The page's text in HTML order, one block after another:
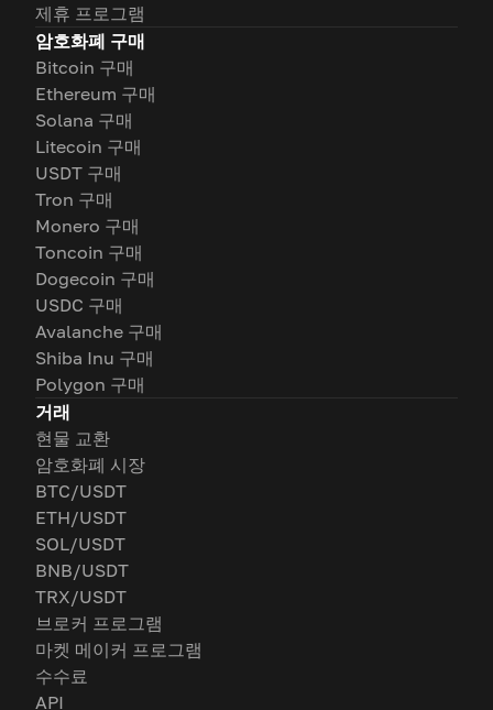
제휴 프로그램
암호화폐 구매
Bitcoin 구매
Ethereum 구매
Solana 구매
Litecoin 구매
USDT 구매
Tron 구매
Monero 구매
Toncoin 구매
Dogecoin 구매
USDC 구매
Avalanche 구매
Shiba Inu 구매
Polygon 구매
거래
현물 교환
암호화폐 시장
BTC/USDT
ETH/USDT
SOL/USDT
BNB/USDT
TRX/USDT
브로커 프로그램
마켓 메이커 프로그램
수수료
API